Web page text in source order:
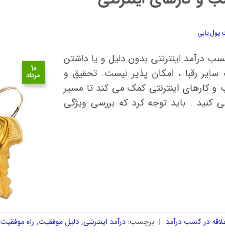
پول یابی
۱۰
مرداد
درآمد اینترنتی بدون دلیل و یا داشتن
رقبا ، امکان پذیر نیست. تحقیق و
کارهای اینترنتی کمک می کند تا مسیر
کنید . باید توجه کرد که بررسی ویژگی
در کسب درآمد | برچسب:درآمد اینترنتی,دلیل موفقیت, راه موفقیت